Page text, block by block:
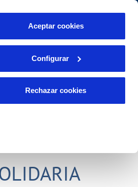
Aceptar cookies
Configurar
Rechazar cookies
anomalías o posibles
Área de clientes